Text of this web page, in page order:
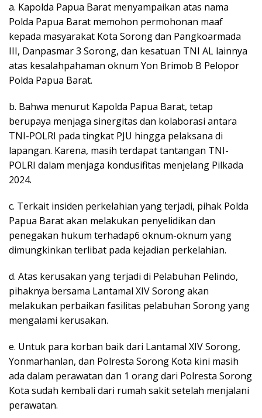
a. Kapolda Papua Barat menyampaikan atas nama
Polda Papua Barat memohon permohonan maaf
kepada masyarakat Kota Sorong dan Pangkoarmada
III, Danpasmar 3 Sorong, dan kesatuan TNI AL lainnya
atas kesalahpahaman oknum Yon Brimob B Pelopor
Polda Papua Barat.
b. Bahwa menurut Kapolda Papua Barat, tetap
berupaya menjaga sinergitas dan kolaborasi antara
TNI-POLRI pada tingkat PJU hingga pelaksana di
lapangan. Karena, masih terdapat tantangan TNI-
POLRI dalam menjaga kondusifitas menjelang Pilkada
2024.
c. Terkait insiden perkelahian yang terjadi, pihak Polda
Papua Barat akan melakukan penyelidikan dan
penegakan hukum terhadap6 oknum-oknum yang
dimungkinkan terlibat pada kejadian perkelahian.
d. Atas kerusakan yang terjadi di Pelabuhan Pelindo,
pihaknya bersama Lantamal XIV Sorong akan
melakukan perbaikan fasilitas pelabuhan Sorong yang
mengalami kerusakan.
e. Untuk para korban baik dari Lantamal XIV Sorong,
Yonmarhanlan, dan Polresta Sorong Kota kini masih
ada dalam perawatan dan 1 orang dari Polresta Sorong
Kota sudah kembali dari rumah sakit setelah menjalani
perawatan.